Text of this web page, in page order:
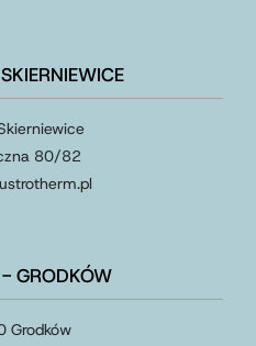
80/82
.pl
GRODKÓW
Grodków